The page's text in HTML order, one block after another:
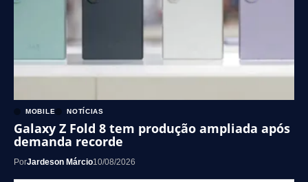
MOBILE NOTÍCIAS
Galaxy Z Fold 8 tem produção ampliada após
demanda recorde
PorJardeson Márcio10/08/2026